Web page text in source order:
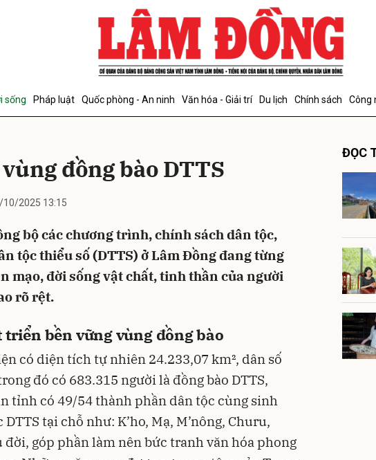
sống Pháp luật Quốc phòng - An ninh Văn hóa - Giải trí Du lịch Chính sách Công
đồng bào DTTS
10/2025 13:15
bộ các chương trình, chính sách dân tộc,
tộc thiểu số (DTTS) ở Lâm Đồng đang từng
mạo, đời sống vật chất, tinh thần của người
rõ rệt.
triển bền vững vùng đồng bào
có diện tích tự nhiên 24.233,07 km², dân số
đó có 683.315 người là đồng bào DTTS,
tỉnh có 49/54 thành phần dân tộc cùng sinh
tại chỗ như: K’ho, Mạ, M’nông, Churu,
góp phần làm nên bức tranh văn hóa phong
ĐỌC
Gửi bình luận